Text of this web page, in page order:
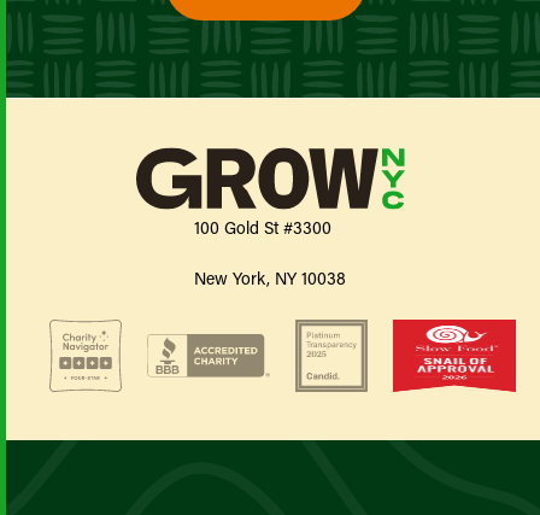
100 Gold St #3300
New York, NY 10038